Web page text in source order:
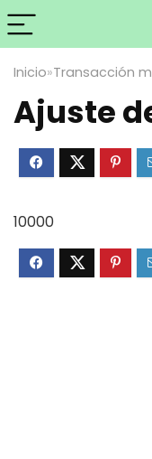
Inicio»Transacción
Ajuste
10000